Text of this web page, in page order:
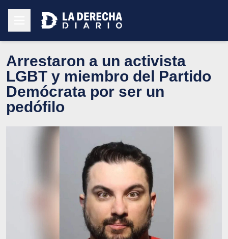
Arrestaron a un activista
LGBT y miembro del Partido
Demócrata por ser un
pedófilo